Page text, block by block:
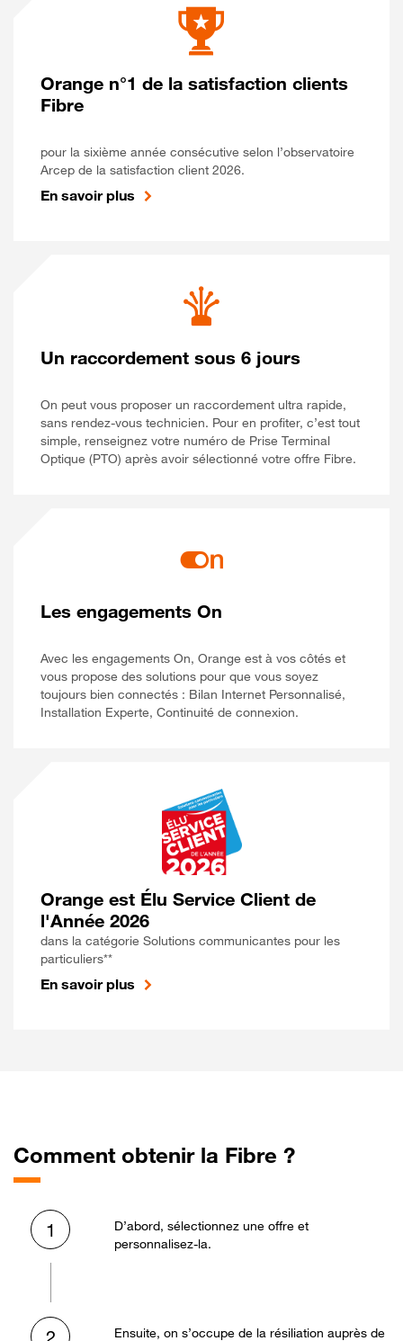
Orange n°1 de la satisfaction clients
Fibre
pour la sixième année consécutive selon l’observatoire
Arcep de la satisfaction client 2026.
En savoir plus
Un raccordement sous 6 jours
On peut vous proposer un raccordement ultra rapide,
sans rendez-vous technicien. Pour en profiter, c’est tout
simple, renseignez votre numéro de Prise Terminal
Optique (PTO) après avoir sélectionné votre offre Fibre.
Les engagements On
Avec les engagements On, Orange est à vos côtés et
vous propose des solutions pour que vous soyez
toujours bien connectés : Bilan Internet Personnalisé,
Installation Experte, Continuité de connexion.
Orange est Élu Service Client de
l'Année 2026
dans la catégorie Solutions communicantes pour les
particuliers**
En savoir plus
Comment obtenir la Fibre ?
1
D’abord, sélectionnez une offre et
personnalisez-la.
Ensuite, on s’occupe de la résiliation auprès de